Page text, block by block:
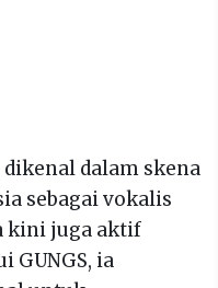
dalam skena
sebagai vokalis
kini juga aktif
GUNGS, ia